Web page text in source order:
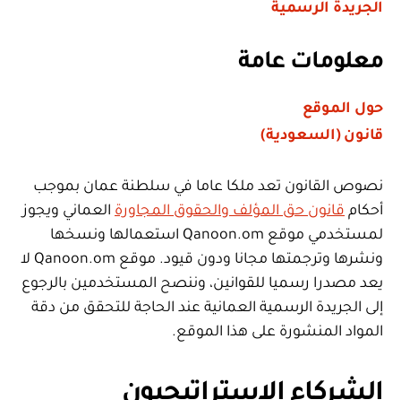
الجريدة الرسمية
معلومات عامة
حول الموقع
قانون (السعودية)
نصوص القانون تعد ملكا عاما في سلطنة عمان بموجب
أحكام قانون حق المؤلف والحقوق المجاورة العماني ويجوز
لمستخدمي موقع Qanoon.om استعمالها ونسخها
ونشرها وترجمتها مجانا ودون قيود. موقع Qanoon.om لا
يعد مصدرا رسميا للقوانين، وننصح المستخدمين بالرجوع
إلى الجريدة الرسمية العمانية عند الحاجة للتحقق من دقة
المواد المنشورة على هذا الموقع.